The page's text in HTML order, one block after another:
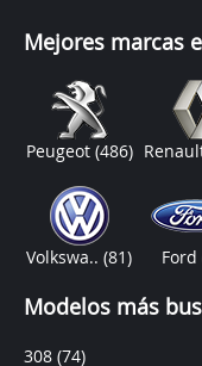
Mejores marcas
Peugeot (486)
Volkswa..(81) Ford
Modelos más
308 (74)